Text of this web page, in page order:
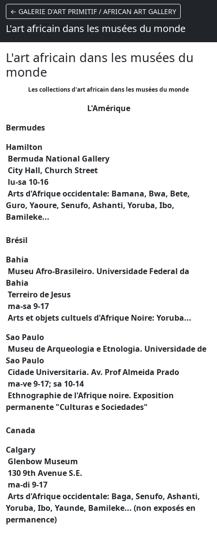
← GALERIE D'ART PRIMITIF / AFRICAN ART GALLERY
L'art africain dans les musées du monde
L'art africain dans les musées du
monde
Les collections d'art africain dans les musées du monde
L'Amérique
Bermudes
Hamilton
Bermuda National Gallery
City Hall, Church Street
lu-sa 10-16
Arts d'Afrique occidentale: Bamana, Bwa, Bete,
Guro, Yaoure, Senufo, Ashanti, Yoruba, Ibo,
Bamileke...
Brésil
Bahia
Museu Afro-Brasileiro. Universidade Federal da
Bahia
Terreiro de Jesus
ma-sa 9-17
Arts et objets cultuels d'Afrique Noire: Yoruba...
Sao Paulo
Museu de Arqueologia e Etnologia. Universidade de
Sao Paulo
Cidade Universitaria. Av. Prof Almeida Prado
ma-ve 9-17; sa 10-14
Ethnographie de l'Afrique noire. Exposition
permanente "Culturas e Sociedades"
Canada
Calgary
Glenbow Museum
130 9th Avenue S.E.
ma-di 9-17
Arts d'Afrique occidentale: Baga, Senufo, Ashanti,
Yoruba, Ibo, Yaunde, Bamileke... (non exposés en
permanence)